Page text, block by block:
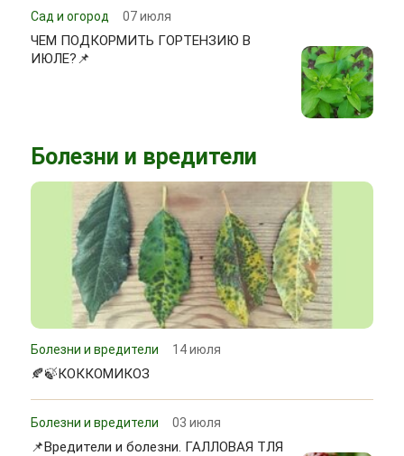
Сад и огород 07 июля
ЧЕМ ПОДКОРМИТЬ ГОРТЕНЗИЮ В
ИЮЛЕ?📌
Болезни и вредители
Болезни и вредители 14 июля
🍂🍃КОККОМИКОЗ
Болезни и вредители 03 июля
📌Вредители и болезни. ГАЛЛОВАЯ ТЛЯ